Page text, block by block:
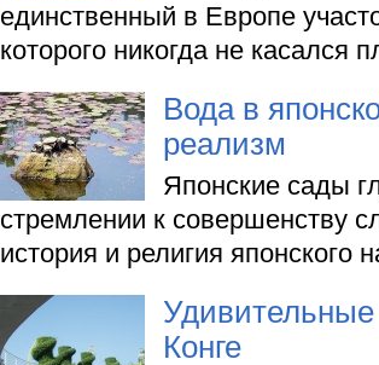
единственный в Европе
которого никогда не касался
Вода в
реализм
Японские сады
стремлении к совершенству
история и религия японского
Конге